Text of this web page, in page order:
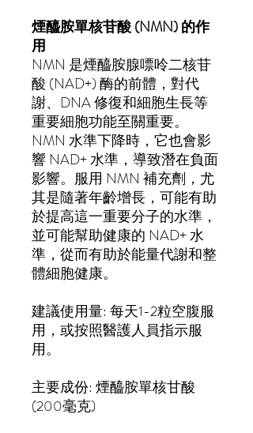
煙醯胺單核苷酸 (NMN) 的作
用
NMN 是煙醯胺腺嘌呤二核苷
酸 (NAD+) 酶的前體，對代
謝、DNA 修復和細胞生長等
重要細胞功能至關重要。
NMN 水準下降時，它也會影
響 NAD+ 水準，導致潛在負面
影響。服用 NMN 補充劑，尤
其是隨著年齡增長，可能有助
於提高這一重要分子的水準，
並可能幫助健康的 NAD+ 水
準，從而有助於能量代謝和整
體細胞健康。
建議使用量: 每天1-2粒空腹服
用，或按照醫護人員指示服
用。
主要成份: 煙醯胺單核甘酸
(200毫克)